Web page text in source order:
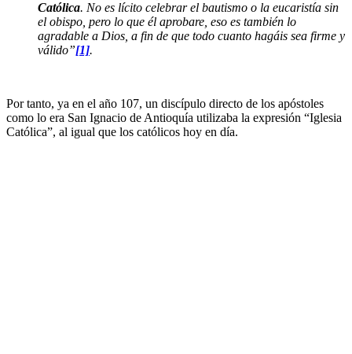
Católica. No es lícito celebrar el bautismo o la eucaristía sin
el obispo, pero lo que él aprobare, eso es también lo
agradable a Dios, a fin de que todo cuanto hagáis sea firme y
válido”[1].
Por tanto, ya en el año 107, un discípulo directo de los apóstoles
como lo era San Ignacio de Antioquía utilizaba la expresión “Iglesia
Católica”, al igual que los católicos hoy en día.